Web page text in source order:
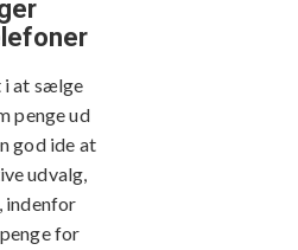
i at sælge
penge ud
god ide at
udvalg,
indenfor
for